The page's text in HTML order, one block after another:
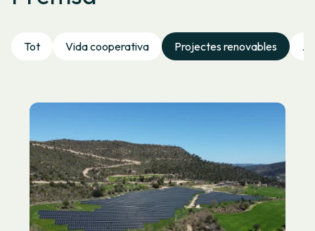
Tot Vida cooperativa Projectes renovables